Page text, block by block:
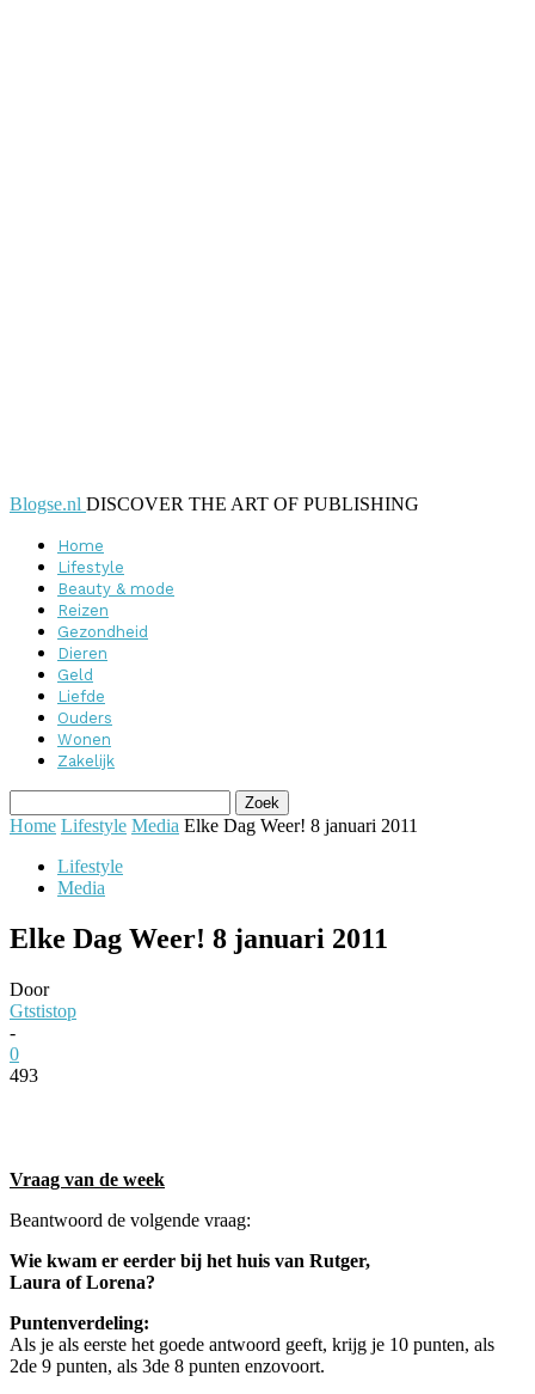
Blogse.nl DISCOVER THE ART OF PUBLISHING
Home
Lifestyle
Beauty & mode
Reizen
Gezondheid
Dieren
Geld
Liefde
Ouders
Wonen
Zakelijk
Home Lifestyle Media Elke Dag Weer! 8 januari 2011
Lifestyle
Media
Elke Dag Weer! 8 januari 2011
Door
Gtstistop
-
0
493
Vraag van de week
Beantwoord de volgende vraag:
Wie kwam er eerder bij het huis van Rutger,
Laura of Lorena?
Puntenverdeling:
Als je als eerste het goede antwoord geeft, krijg je 10 punten, als
2de 9 punten, als 3de 8 punten enzovoort.